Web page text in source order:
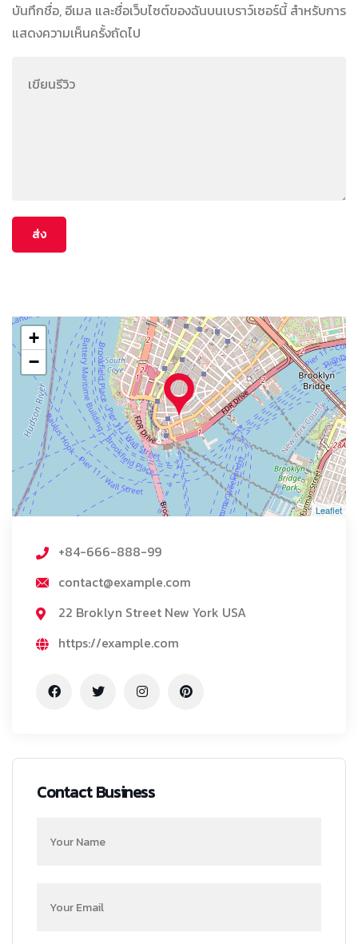
บันทึกชื่อ, อีเมล และชื่อเว็บไซต์ของฉันบนเบราว์เซอร์นี้ สำหรับการ
แสดงความเห็นครั้งถัดไป
+
−
Leaflet
+84-666-888-99
contact@example.com
22 Broklyn Street New York USA
https://example.com
Contact Business